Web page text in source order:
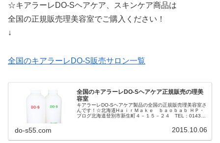
☆キアラーレDO-Sヘアケア、スキンケア商品は
全国の正規販売理美容室でご購入ください！
↓
全国のキアラーレDO-S販売サロン一覧
全国のキアラーレDO-Sヘアケア正規販売の理美
容室
キアラーレDO-Sヘアケア製品の全国の正規販売理美容室さ
んです！☆北海道HａｉｒＭａｋｅ ｂａｏｂａｂ ＨＰ・
ブログ北海道登別市新生町４－１５－２４ TEL：0143-
do-s55.com 2015.10.06